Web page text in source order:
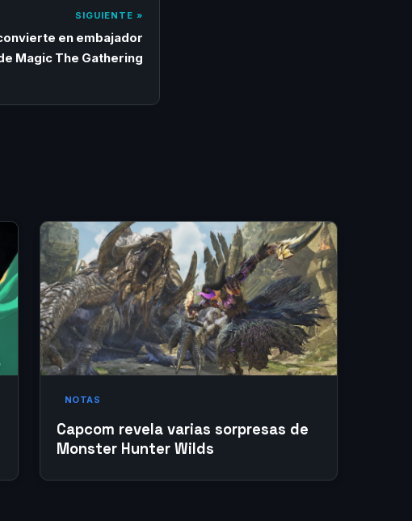
SIGUIENTE »
en embajador
Magic The Gathering
NOTAS
Capcom revela varias sorpresas de
Monster Hunter Wilds